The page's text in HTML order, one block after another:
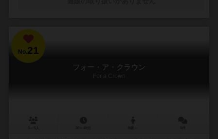
No.21
フォー・ア・クラウン
For a Crown